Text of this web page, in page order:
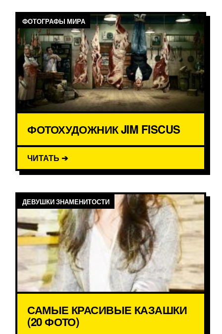
ФОТОГРАФЫ МИРА
ФОТОХУДОЖНИК JIM FISCUS
ЧИТАТЬ ➔
ДЕВУШКИ ЗНАМЕНИТОСТИ
САМЫЕ КРАСИВЫЕ КАЗАШКИ
(20 ФОТО)